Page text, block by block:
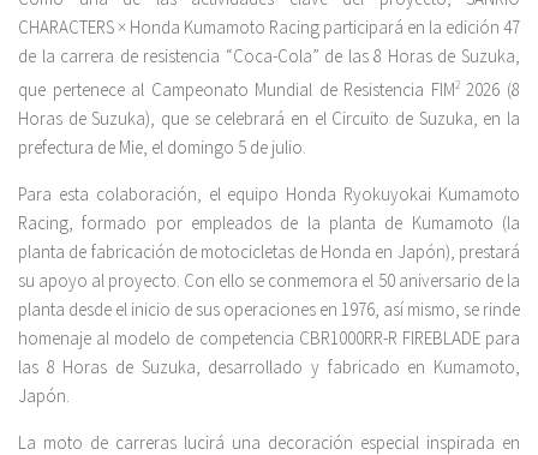
CHARACTERS × Honda Kumamoto Racing participará en la edición 47
de la carrera de resistencia “Coca-Cola” de las 8 Horas de Suzuka,
que pertenece al Campeonato Mundial de Resistencia FIM22026 (8
Horas de Suzuka), que se celebrará en el Circuito de Suzuka, en la
prefectura de Mie, el domingo 5 de julio.
Para esta colaboración, el equipo Honda Ryokuyokai Kumamoto
Racing, formado por empleados de la planta de Kumamoto (la
planta de fabricación de motocicletas de Honda en Japón), prestará
su apoyo al proyecto. Con ello se conmemora el 50 aniversario de la
planta desde el inicio de sus operaciones en 1976, así mismo, se rinde
homenaje al modelo de competencia CBR1000RR-R FIREBLADE para
las 8 Horas de Suzuka, desarrollado y fabricado en Kumamoto,
Japón.
La moto de carreras lucirá una decoración especial inspirada en